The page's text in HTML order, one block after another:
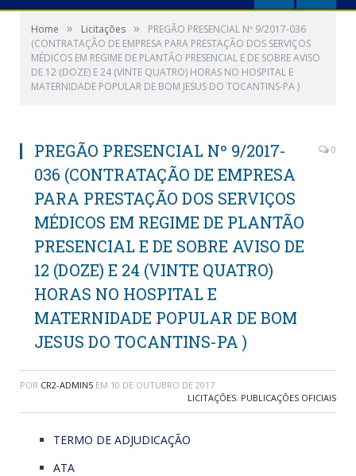
Home » Licitações »
PREGÃO PRESENCIAL Nº 9/2017-036
(CONTRATAÇÃO DE EMPRESA PARA PRESTAÇÃO DOS SERVIÇOS
MÉDICOS EM REGIME DE PLANTÃO PRESENCIAL E DE SOBRE AVISO
DE 12 (DOZE) E 24 (VINTE QUATRO) HORAS NO HOSPITAL E
MATERNIDADE POPULAR DE BOM JESUS DO TOCANTINS-PA )
PREGÃO PRESENCIAL Nº 9/2017-
036 (CONTRATAÇÃO DE EMPRESA
PARA PRESTAÇÃO DOS SERVIÇOS
MÉDICOS EM REGIME DE PLANTÃO
PRESENCIAL E DE SOBRE AVISO DE
12 (DOZE) E 24 (VINTE QUATRO)
HORAS NO HOSPITAL E
MATERNIDADE POPULAR DE BOM
JESUS DO TOCANTINS-PA )
0
POR CR2-ADMIN5 EM 10 DE OUTUBRO DE 2017
LICITAÇÕES, PUBLICAÇÕES OFICIAIS
TERMO DE ADJUDICAÇÃO
ATA